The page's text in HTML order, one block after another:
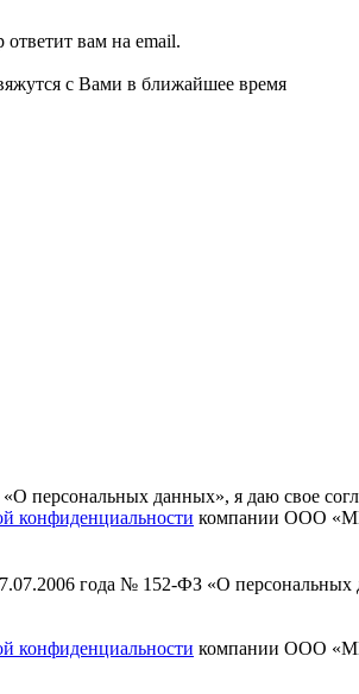
вам на email.
с Вами в ближайшее время
персональных данных», я даю свое
конфиденциальности компании ООО
года № 152-ФЗ «О
конфиденциальности компании ООО